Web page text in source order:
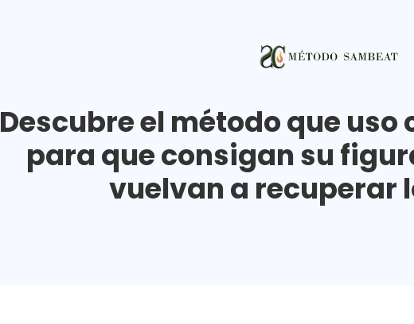
Descubre el método que
para que consigan su
vuelvan a recuperar